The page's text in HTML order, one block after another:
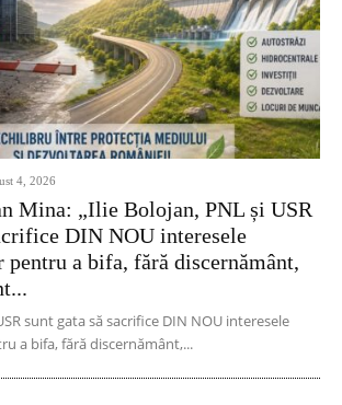
4, 2026
Mina: „Ilie Bolojan, PNL și USR
DIN NOU interesele
pentru a bifa, fără discernământ,
sunt gata să sacrifice DIN NOU interesele
a bifa, fără discernământ,...